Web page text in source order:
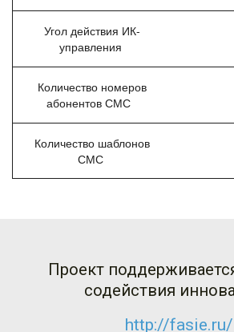
Угол действия ИК-
управления
Количество номеров
абонентов СМС
Количество шаблонов
СМС
Проект
содействия
http://fasie.ru/